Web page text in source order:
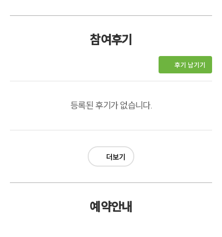
참여후기
후기 남기기
등록된 후기가 없습니다.
더보기
예약안내